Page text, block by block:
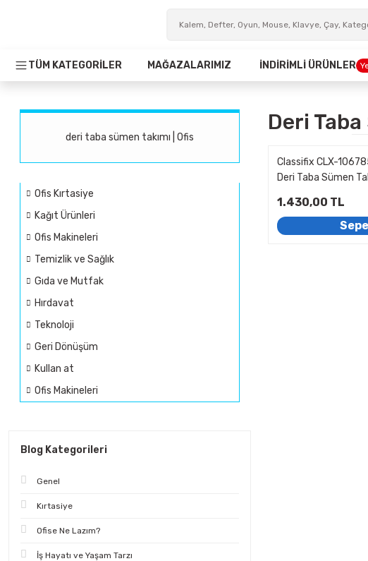
TÜM KATEGORİLER MAĞAZALARIMIZ İNDİRİMLİ ÜRÜNLER
deri taba sümen takımı | Ofis
Ofis Kırtasiye
Kağıt Ürünleri
Ofis Makineleri
Temizlik ve Sağlık
Gıda ve Mutfak
Hırdavat
Teknoloji
Geri Dönüşüm
Kullan at
Ofis Makineleri
Blog Kategorileri
Genel
Kırtasiye
Ofise Ne Lazım?
İş Hayatı ve Yaşam Tarzı
Deri Taba
Classifix CLX-
Deri Taba Sümen
1.430,00 TL